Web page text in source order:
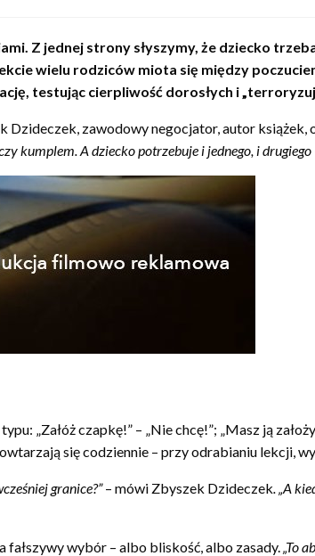
Z jednej strony słyszymy, że dziecko
wielu rodziców miota się między
testując cierpliwość dorosłych i
Dzideczek, zawodowy negocjator, autor
kumplem. A dziecko potrzebuje i jednego, i
„Załóż czapkę!” – „Nie chcę!”; „Masz ją
się codziennie – przy odrabianiu lekcji,
granice?”– mówi Zbyszek Dzideczek. „A
fałszywy wybór – albo bliskość, albo zasady.„To